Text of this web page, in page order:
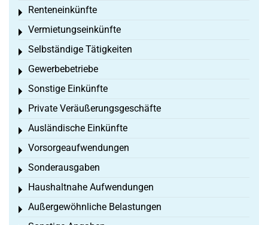
Renteneinkünfte
Toggle menu
Vermietungseinkünfte
Toggle menu
Selbständige Tätigkeiten
Toggle menu
Gewerbebetriebe
Toggle menu
Sonstige Einkünfte
Toggle menu
Private Veräußerungsgeschäfte
Toggle menu
Ausländische Einkünfte
Toggle menu
Vorsorgeaufwendungen
Toggle menu
Sonderausgaben
Toggle menu
Haushaltnahe Aufwendungen
Toggle menu
Außergewöhnliche Belastungen
Toggle menu